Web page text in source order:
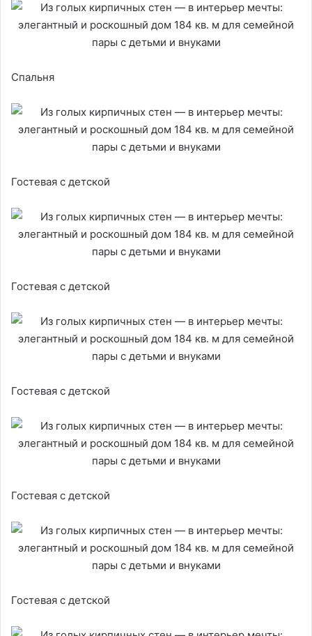
Спальня
Гостевая с детской
Гостевая с детской
Гостевая с детской
Гостевая с детской
Гостевая с детской